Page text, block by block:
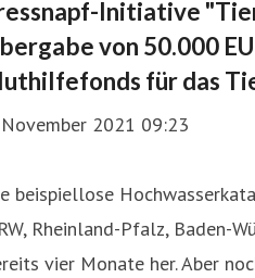
Initiative
von 50.000
für das
2021 09:23
beispiellose
Rheinland-Pfalz, Baden-
vier Monate her. Aber